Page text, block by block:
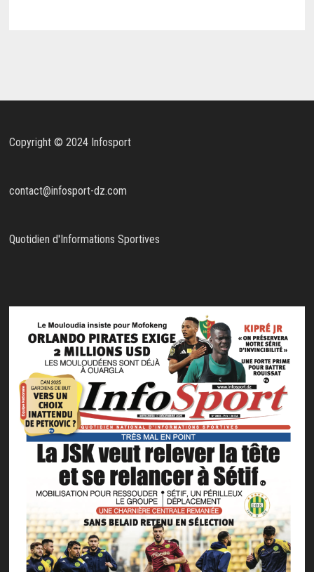
Copyright © 2024 Infosport
contact@infosport-dz.com
Quotidien d'Informations Sportives